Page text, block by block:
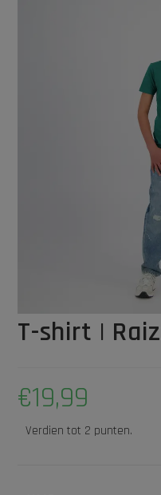
T-shirt |
€19,99
Verdien tot 2 punten.